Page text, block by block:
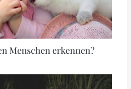
Menschen erkennen?